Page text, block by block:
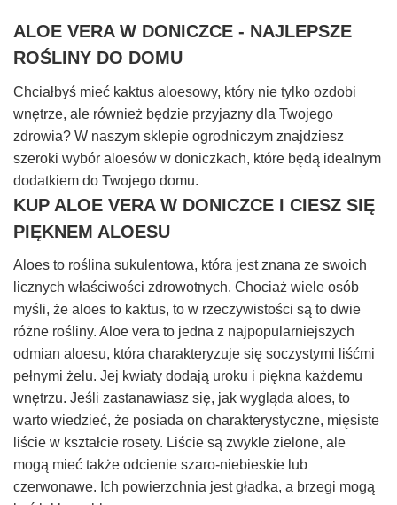
ALOE VERA W DONICZCE - NAJLEPSZE
ROŚLINY DO DOMU
Chciałbyś mieć kaktus aloesowy, który nie tylko ozdobi
wnętrze, ale również będzie przyjazny dla Twojego
zdrowia? W naszym sklepie ogrodniczym znajdziesz
szeroki wybór aloesów w doniczkach, które będą idealnym
dodatkiem do Twojego domu.
KUP ALOE VERA W DONICZCE I CIESZ SIĘ
PIĘKNEM ALOESU
Aloes to roślina sukulentowa, która jest znana ze swoich
licznych właściwości zdrowotnych. Chociaż wiele osób
myśli, że aloes to kaktus, to w rzeczywistości są to dwie
różne rośliny. Aloe vera to jedna z najpopularniejszych
odmian aloesu, która charakteryzuje się soczystymi liśćmi
pełnymi żelu. Jej kwiaty dodają uroku i piękna każdemu
wnętrzu. Jeśli zastanawiasz się, jak wygląda aloes, to
warto wiedzieć, że posiada on charakterystyczne, mięsiste
liście w kształcie rosety. Liście są zwykle zielone, ale
mogą mieć także odcienie szaro-niebieskie lub
czerwonawe. Ich powierzchnia jest gładka, a brzegi mogą